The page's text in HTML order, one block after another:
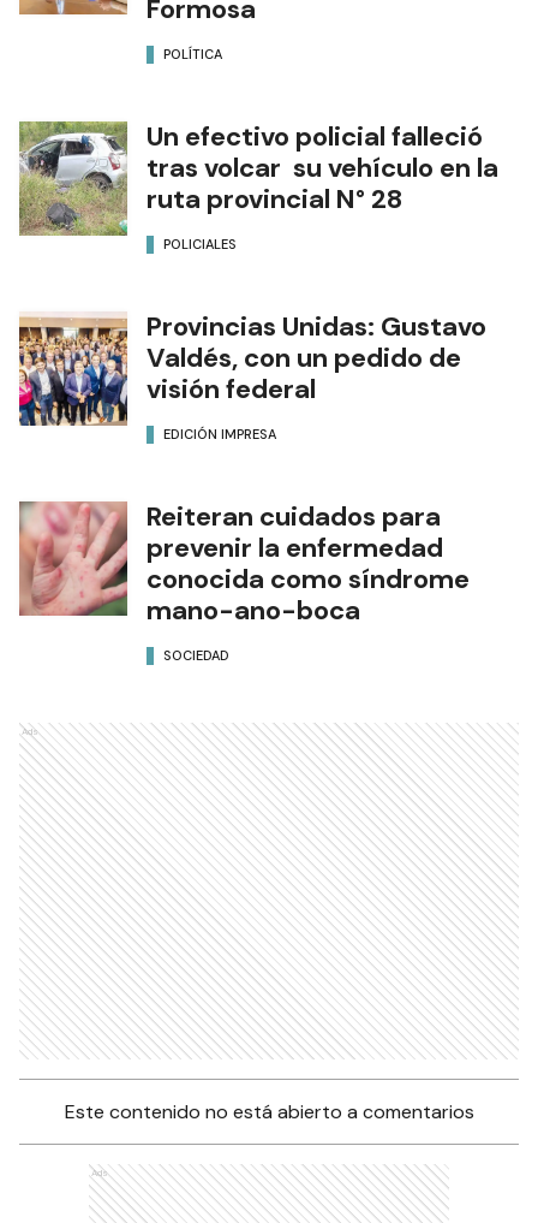
Formosa
POLÍTICA
Un efectivo policial falleció
tras volcar su vehículo en la
ruta provincial N° 28
POLICIALES
Provincias Unidas: Gustavo
Valdés, con un pedido de
visión federal
EDICIÓN IMPRESA
Reiteran cuidados para
prevenir la enfermedad
conocida como síndrome
mano-ano-boca
SOCIEDAD
Ads
Este contenido no está abierto a comentarios
Ads